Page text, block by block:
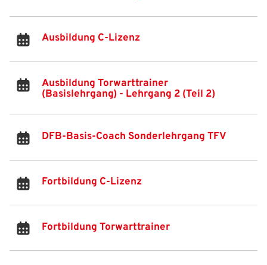
Ausbildung C-Lizenz
Ausbildung Torwarttrainer
(Basislehrgang) - Lehrgang 2 (Teil 2)
DFB-Basis-Coach Sonderlehrgang TFV
Fortbildung C-Lizenz
Fortbildung Torwarttrainer